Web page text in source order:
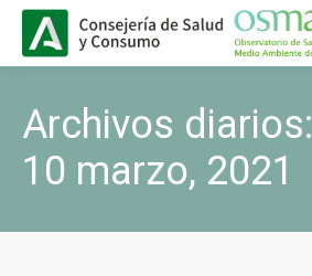
Archivos diarios:
10 marzo, 2021